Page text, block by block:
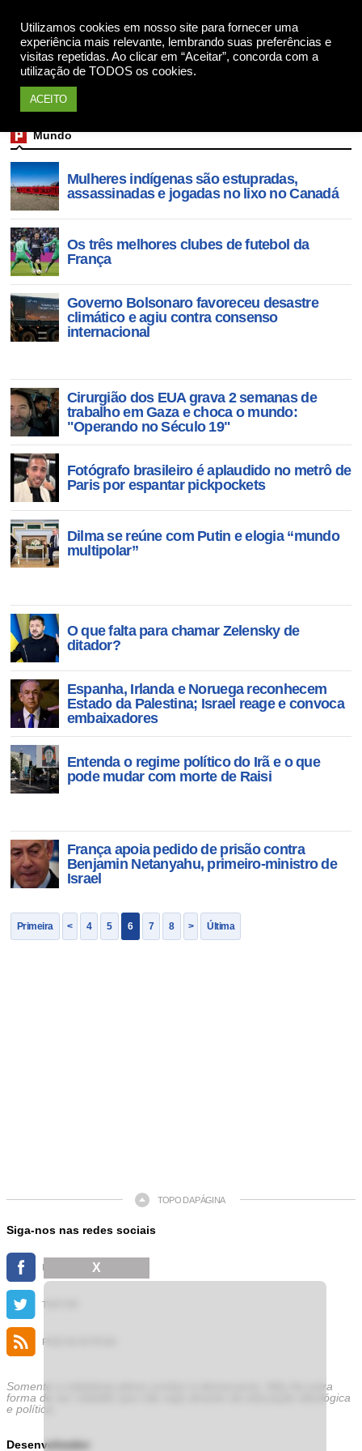
Utilizamos cookies em nosso site para fornecer uma
experiência mais relevante, lembrando suas preferências e
visitas repetidas. Ao clicar em “Aceitar”, concorda com a
utilização de TODOS os cookies.
ACEITO
Mundo
Mulheres indígenas são estupradas,
assassinadas e jogadas no lixo no Canadá
Os três melhores clubes de futebol da
França
Governo Bolsonaro favoreceu desastre
climático e agiu contra consenso
internacional
Cirurgião dos EUA grava 2 semanas de
trabalho em Gaza e choca o mundo:
"Operando no Século 19"
Fotógrafo brasileiro é aplaudido no metrô de
Paris por espantar pickpockets
Dilma se reúne com Putin e elogia “mundo
multipolar”
O que falta para chamar Zelensky de
ditador?
Espanha, Irlanda e Noruega reconhecem
Estado da Palestina; Israel reage e convoca
embaixadores
Entenda o regime político do Irã e o que
pode mudar com morte de Raisi
França apoia pedido de prisão contra
Benjamin Netanyahu, primeiro-ministro de
Israel
Primeira < 4 5 6 7 8 > Última
TOPO DA PÁGINA
Siga-nos nas redes sociais
FACEBOOK
TWITTER
FEED DE NOTÍCIAS
Somente a cidadania plena conduz à democracia. Não há outra
forma de ser cidadão que não seja através da educação ideológica
e política.
Desenvolvedor
X